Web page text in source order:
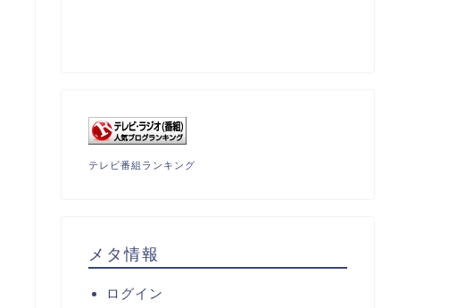
テレビ番組ランキング
メタ情報
ログイン